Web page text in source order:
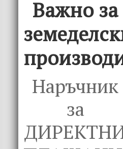
Важно за
Наръчник
за